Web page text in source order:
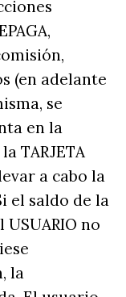
(en adelante
se
en la
TARJETA
a cabo la
el saldo de la
USUARIO no
la